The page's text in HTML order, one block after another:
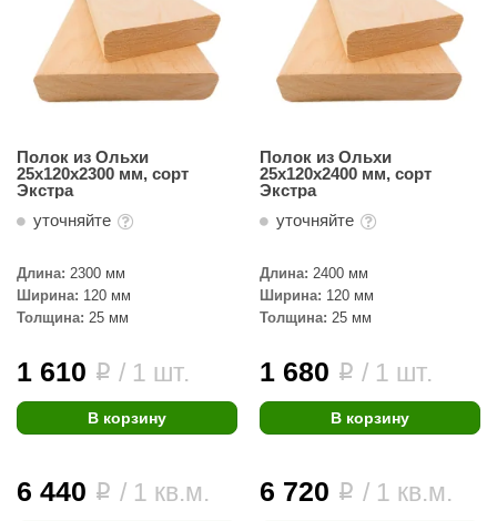
Полок из Ольхи
25х120х2300 мм, сорт
Экстра
уточняйте
Длина: 2300 мм
Ширина: 120 мм
Толщина: 25 мм
1 610 i / 1 шт.
В корзину
6 440 i / 1 кв.м.
Полок из Ольхи
25х120х2400 мм, сорт
Экстра
уточняйте
Длина: 2400 мм
Ширина: 120 мм
Толщина: 25 мм
1 680 i / 1 шт.
В корзину
6 720 i / 1 кв.м.